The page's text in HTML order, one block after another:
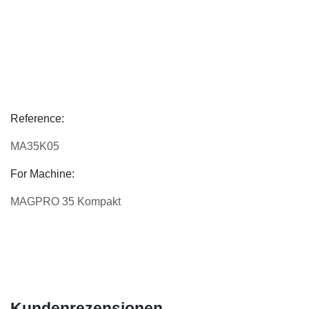
Reference:
MA35K05
For Machine:
MAGPRO 35 Kompakt